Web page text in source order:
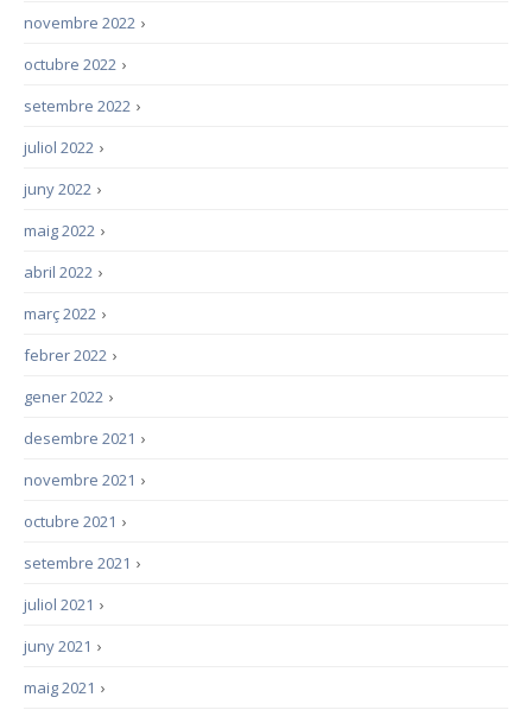
›
novembre 2022
›
octubre 2022
›
setembre 2022
›
juliol 2022
›
juny 2022
›
maig 2022
›
abril 2022
›
març 2022
›
febrer 2022
›
gener 2022
›
desembre 2021
›
novembre 2021
›
octubre 2021
›
setembre 2021
›
juliol 2021
›
juny 2021
›
maig 2021